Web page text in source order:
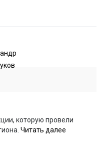
которую провели
Читать далее